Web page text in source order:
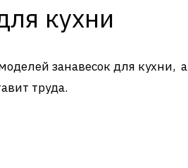
кухни
занавесок для кухни, а
труда.